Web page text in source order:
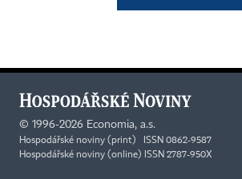
© 1996-2026 Economia, a.s.
Hospodářské noviny (print) ISSN 0862-9587
Hospodářské noviny (online) ISSN 2787-950X